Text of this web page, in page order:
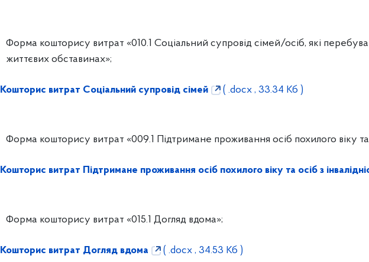
Форма кошторису витрат «010.1 Соціальний супровід сімей/осіб, які
життєвих обставинах»;
Кошторис витрат Соціальний супровід сімей ( .docx , 33.34 Кб )
Форма кошторису витрат «009.1 Підтримане проживання осіб похилого віку та
Кошторис витрат Підтримане проживання осіб похилого віку та осіб з
Форма кошторису витрат «015.1 Догляд вдома»;
Кошторис витрат Догляд вдома ( .docx , 34.53 Кб )